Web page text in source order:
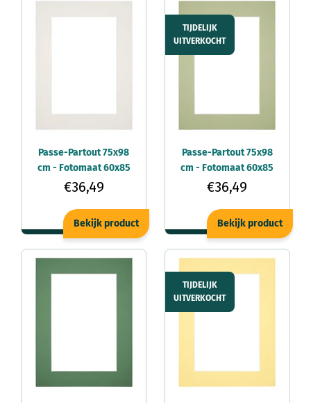
Passe-Partout 75x98
cm - Fotomaat 60x85
cm - Lichtgrijs - Voor
€36,49
Bekijk product
TIJDELIJK
UITVERKOCHT
Passe-Partout 75x98
cm - Fotomaat 60x85
cm - Mintgroen - Voor
€36,49
Bekijk product
TIJDELIJK
UITVERKOCHT